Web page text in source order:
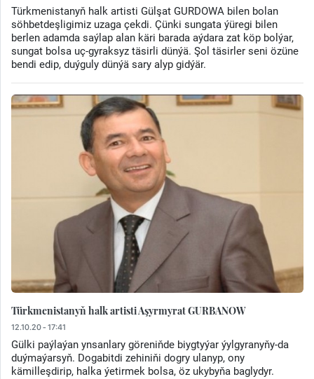
Türkmenistanyň halk artisti Gülşat GURDOWA bilen bolan
söhbetdeşligimiz uzaga çekdi. Çünki sungata ýüregi bilen
berlen adamda saýlap alan käri barada aýdara zat köp bolýar,
sungat bolsa uç-gyraksyz täsirli dünýä. Şol täsirler seni özüne
bendi edip, duýguly dünýä sary alyp gidýär.
Türkmenistanyň halk artisti Aşyrmyrat GURBANOW
12.10.20 - 17:41
Gülki paýlaýan ynsanlary göreniňde biygtyýar ýylgyranyňy-da
duýmaýarsyň. Dogabitdi zehiniňi dogry ulanyp, ony
kämilleşdirip, halka ýetirmek bolsa, öz ukybyňa baglydyr.